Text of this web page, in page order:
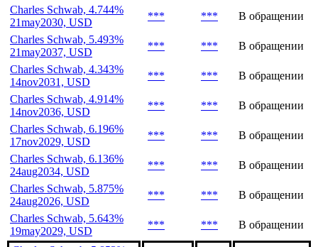
Charles Schwab, 4.744%
21may2030, USD
*** ***
В обращении
Charles Schwab, 5.493%
21may2037, USD
*** ***
В обращении
Charles Schwab, 4.343%
14nov2031, USD
*** ***
В обращении
Charles Schwab, 4.914%
14nov2036, USD
*** ***
В обращении
Charles Schwab, 6.196%
17nov2029, USD
*** ***
В обращении
Charles Schwab, 6.136%
24aug2034, USD
*** ***
В обращении
Charles Schwab, 5.875%
24aug2026, USD
*** ***
В обращении
Charles Schwab, 5.643%
19may2029, USD
*** *** В обращении